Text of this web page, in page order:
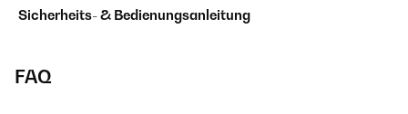
Sicherheits- & Bedienungsanleitung
FAQ